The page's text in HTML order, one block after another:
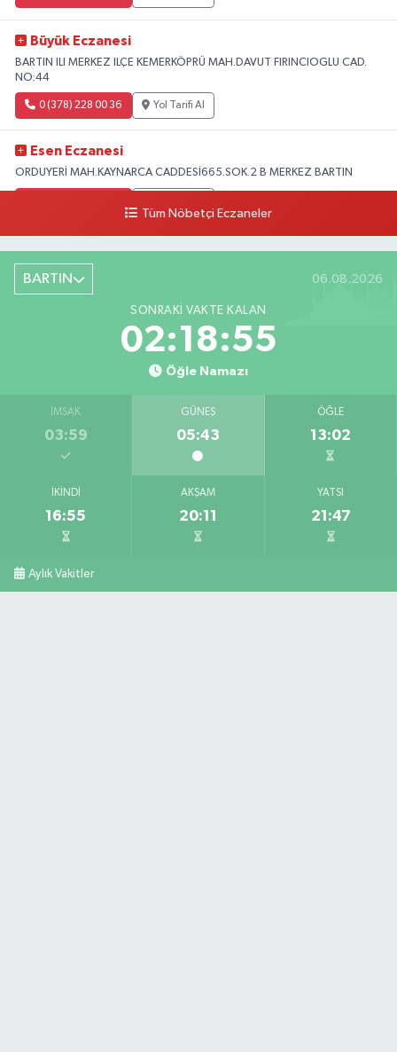
Büyük Eczanesi
BARTIN ILI MERKEZ ILÇE KEMERKÖPRÜ MAH.DAVUT FIRINCIOGLU CAD.
NO:44
0 (378) 228 00 36 Yol Tarifi Al
Esen Eczanesi
ORDUYERİ MAH.KAYNARCA CADDESİ665.SOK.2 B MERKEZ BARTIN
Şiremirçavuş Mahallesi, Kırıkçı Zeliha Ana Sokak No:20 8 Merkez Bartın
0 (378) 227 85 45
Tüm Nöbetçi Eczaneler
BARTIN 06.08.2026
SONRAKI VAKTE KALAN
02:18:54
Öğle Namazı
İMSAK
03:59
GÜNEŞ
05:43
ÖĞLE
13:02
İKINDI
16:55
AKŞAM
20:11
YATSI
21:47
Aylık Vakitler